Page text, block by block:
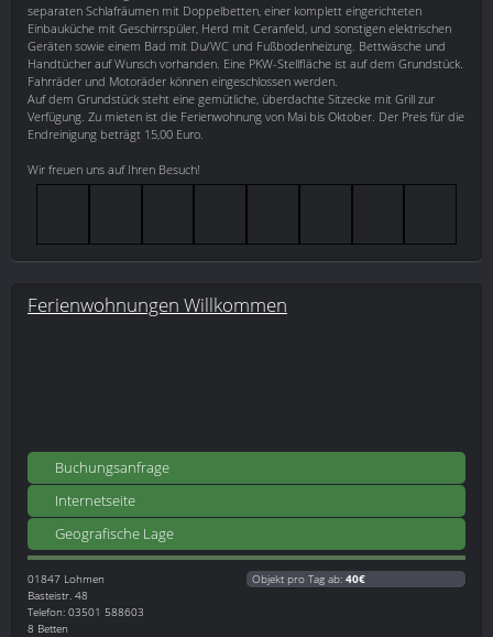
separaten Schlafräumen mit Doppelbetten, einer komplett eingerichteten
Einbauküche mit Geschirrspüler, Herd mit Ceranfeld, und sonstigen elektrischen
Geräten sowie einem Bad mit Du/WC und Fußbodenheizung. Bettwäsche und
Handtücher auf Wunsch vorhanden. Eine PKW-Stellfläche ist auf dem Grundstück.
Fahrräder und Motoräder können eingeschlossen werden.
Auf dem Grundstück steht eine gemütliche, überdachte Sitzecke mit Grill zur
Verfügung. Zu mieten ist die Ferienwohnung von Mai bis Oktober. Der Preis für die
Endreinigung beträgt 15,00 Euro.
Wir freuen uns auf Ihren Besuch!
Ferienwohnungen Willkommen
Buchungsanfrage
Internetseite
Geografische Lage
01847 Lohmen
Basteistr. 48
Telefon: 03501 588603
8 Betten
Objekt pro Tag ab: 40€